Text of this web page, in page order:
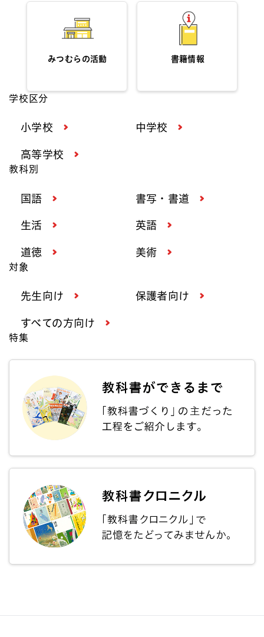
みつむらの活動 書籍情報
学校区分
小学校 中学校
高等学校
教科別
国語 書写・書道
生活 英語
道徳 美術
対象
先生向け 保護者向け
すべての方向け
特集